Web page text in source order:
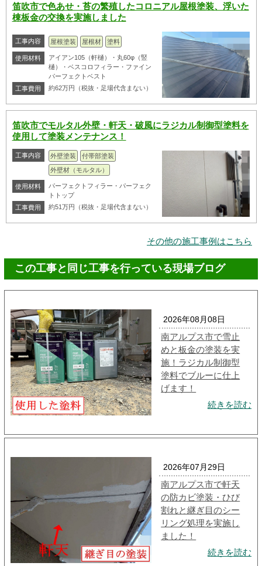
笛吹市で色あせ・苔の繁殖したコロニアル屋根塗装、浮いた
棟板金の交換を実施しました
工事内容 屋根塗装 屋根材 塗料
使用材料
アイアン105（軒樋）・丸60φ（竪
樋）・ベスコロフィラー・ファイン
パーフェクトベスト
工事費用
約62万円（税抜・足場代含まない）
笛吹市でモルタル外壁・軒天・破風にラジカル制御型塗料を
使用して塗装メンテナンス！
工事内容 外壁塗装
付帯部塗装
外壁材（モルタル）
使用材料
パーフェクトフィラー・パーフェク
トトップ
工事費用
約51万円（税抜・足場代含まない）
その他の施工事例はこちら
この工事と同じ工事を行っている現場ブログ
2026年08月08日
南アルプス市で雪止
めと板金の塗装を実
施！ラジカル制御型
塗料でブルーに仕上
げます！
続きを読む
2026年07月29日
南アルプス市で軒天
の防カビ塗装・ひび
割れと継ぎ目のシー
リング処理を実施し
ました！
続きを読む